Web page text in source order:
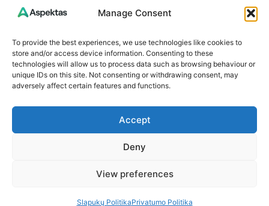
Manage Consent
To provide the best experiences, we use technologies like cookies to
store and/or access device information. Consenting to these
technologies will allow us to process data such as browsing behaviour or
unique IDs on this site. Not consenting or withdrawing consent, may
adversely affect certain features and functions.
Accept
Deny
View preferences
Slapukų PolitikaPrivatumo Politika
Redakcinė politika + Klaidų taisymo politika
Atsakomybės apribojimas (Disclaimer)
Naudojimosi taisyklės (Terms of Service)
Kontaktai
internete